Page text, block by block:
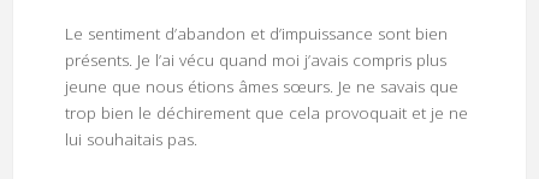
Le sentiment d’abandon et d’impuissance sont bien
présents. Je l’ai vécu quand moi j’avais compris plus
jeune que nous étions âmes sœurs. Je ne savais que
trop bien le déchirement que cela provoquait et je ne
lui souhaitais pas.